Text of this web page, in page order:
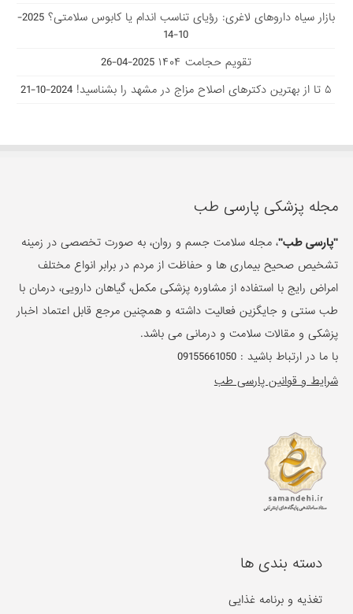
بازار سیاه داروهای لاغری: رؤیای تناسب اندام یا کابوس سلامتی؟
2025-
10-14
تقویم حجامت ۱۴۰۴
2025-04-26
۵ تا از بهترین دکتر‌های اصلاح مزاج در مشهد را بشناسید!
2024-10-21
مجله پزشکی پارسی طب
"پارسی طب"، مجله سلامت جسم و روان، به صورت تخصصی در زمینه
تشخیص صحیح بیماری ها و حفاظت از مردم در برابر انواع مختلف
امراض رایج با استفاده از مشاوره پزشکی مکمل، گیاهان دارویی، درمان با
طب سنتی و جایگزین فعالیت داشته و همچنین مرجع قابل اعتماد اخبار
پزشکی و مقالات سلامت و درمانی می باشد.
با ما در ارتباط باشید :09155661050
شرایط و قوانین پارسی طب
دسته بندی ها
تغذیه و برنامه غذایی